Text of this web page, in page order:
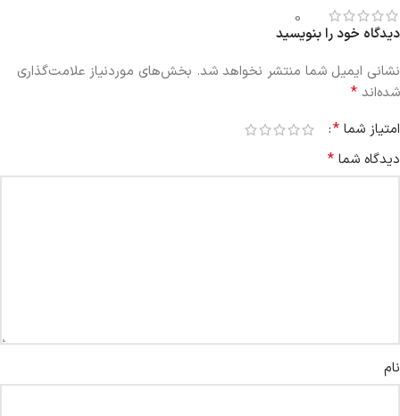
0
دیدگاه خود را بنویسید
نشانی ایمیل شما منتشر نخواهد شد. بخش‌های موردنیاز علامت‌گذاری
شده‌اند *
امتیاز شما *
دیدگاه شما *
نام